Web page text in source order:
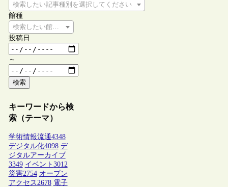
検索したい記事種別を選択してください
館種
検索したい館種を選択してください
投稿日
～
検索
キーワードから検
索（テーマ）
学術情報流通4348
デジタル化4098 デ
ジタルアーカイブ
3349 イベント 3012
災害2754 オープン
アクセス 2678 電子